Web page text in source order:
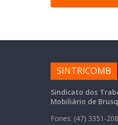
SINTRICOMB
Sindicato dos
Mobiliário de
Fones: (47) 3351-